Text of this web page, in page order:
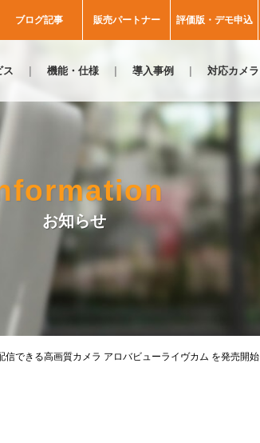
ブログ記事 販売パートナー 評価版・デモ申込
ス 機能・仕様 導入事例 対応カメラ
お知らせ
できる高画質カメラ アロバビューライヴカム を発売開始